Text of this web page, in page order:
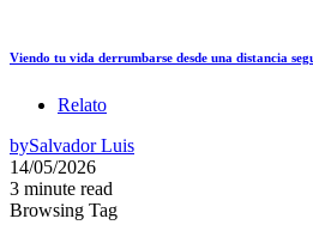
Viendo tu vida derrumbarse desde una distancia
Relato
bySalvador Luis
14/05/2026
3 minute read
Browsing Tag